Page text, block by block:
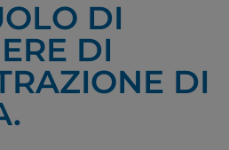
DI
DI
DI